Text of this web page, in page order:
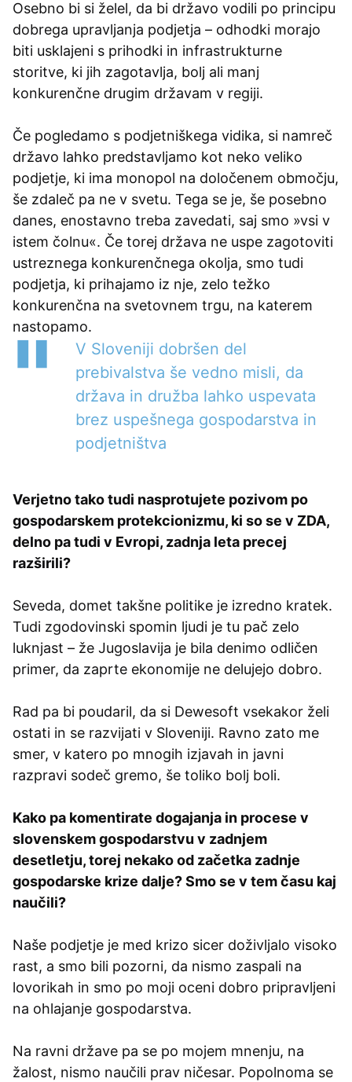
Osebno bi si želel, da bi državo vodili po principu
dobrega upravljanja podjetja – odhodki morajo
biti usklajeni s prihodki in infrastrukturne
storitve, ki jih zagotavlja, bolj ali manj
konkurenčne drugim državam v regiji.
Če pogledamo s podjetniškega vidika, si namreč
državo lahko predstavljamo kot neko veliko
podjetje, ki ima monopol na določenem območju,
še zdaleč pa ne v svetu. Tega se je, še posebno
danes, enostavno treba zavedati, saj smo »vsi v
istem čolnu«. Če torej država ne uspe zagotoviti
ustreznega konkurenčnega okolja, smo tudi
podjetja, ki prihajamo iz nje, zelo težko
konkurenčna na svetovnem trgu, na katerem
nastopamo.
V Sloveniji dobršen del
prebivalstva še vedno misli, da
država in družba lahko uspevata
brez uspešnega gospodarstva in
podjetništva
Verjetno tako tudi nasprotujete pozivom po
gospodarskem protekcionizmu, ki so se v ZDA,
delno pa tudi v Evropi, zadnja leta precej
razširili?
Seveda, domet takšne politike je izredno kratek.
Tudi zgodovinski spomin ljudi je tu pač zelo
luknjast – že Jugoslavija je bila denimo odličen
primer, da zaprte ekonomije ne delujejo dobro.
Rad pa bi poudaril, da si Dewesoft vsekakor želi
ostati in se razvijati v Sloveniji. Ravno zato me
smer, v katero po mnogih izjavah in javni
razpravi sodeč gremo, še toliko bolj boli.
Kako pa komentirate dogajanja in procese v
slovenskem gospodarstvu v zadnjem
desetletju, torej nekako od začetka zadnje
gospodarske krize dalje? Smo se v tem času kaj
naučili?
Naše podjetje je med krizo sicer doživljalo visoko
rast, a smo bili pozorni, da nismo zaspali na
lovorikah in smo po moji oceni dobro pripravljeni
na ohlajanje gospodarstva.
Na ravni države pa se po mojem mnenju, na
žalost, nismo naučili prav ničesar. Popolnoma se